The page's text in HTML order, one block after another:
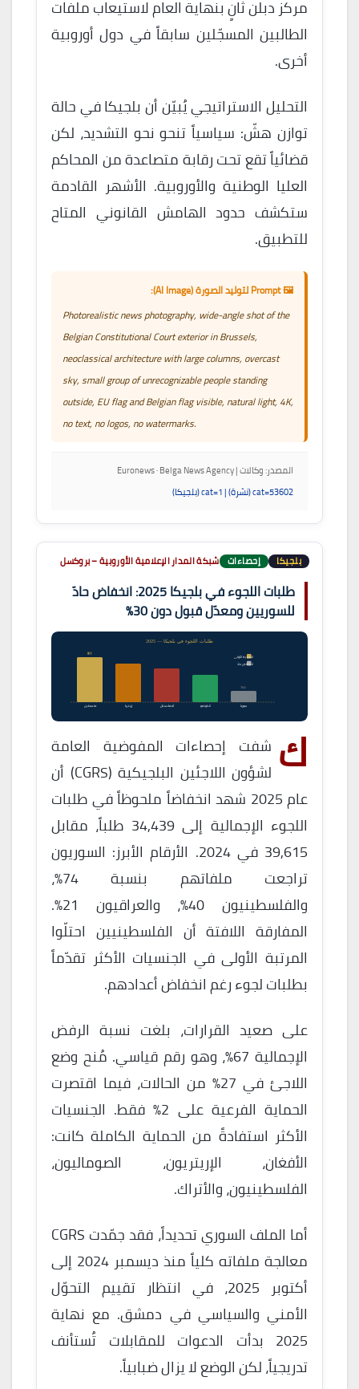
مركز دبلن ثانٍ بنهاية العام لاستيعاب ملفات
الطالبين المسجّلين سابقاً في دول أوروبية
أخرى.
التحليل الاستراتيجي يُبيّن أن بلجيكا في حالة
توازن هشّ: سياسياً تنحو نحو التشديد، لكن
قضائياً تقع تحت رقابة متصاعدة من المحاكم
العليا الوطنية والأوروبية. الأشهر القادمة
ستكشف حدود الهامش القانوني المتاح
للتطبيق.
🖼️ Prompt لتوليد الصورة (AI Image):
Photorealistic news photography, wide-angle shot of the
Belgian Constitutional Court exterior in Brussels,
neoclassical architecture with large columns, overcast
sky, small group of unrecognizable people standing
outside, EU flag and Belgian flag visible, natural light, 4K,
no text, no logos, no watermarks.
المصدر: وكالات | Euronews · Belga News Agency
cat=53602 (نشرة) | cat=1 (بلجيكا)
بلجيكا إحصاءات شبكة المدار الإعلامية الأوروبية – بروكسل
طلبات اللجوء في بلجيكا 2025: انخفاض حادّ
للسوريين ومعدّل قبول دون 30%
طلبات اللجوء في بلجيكا — 2025
فلسطين
#1
إريتريا أفغانستان الكونغو سوريا
-74%
المرتبة الأولى
انخفاض حادّ
ك شفت إحصاءات المفوضية العامة
لشؤون اللاجئين البلجيكية (CGRS) أن
عام 2025 شهد انخفاضاً ملحوظاً في طلبات
اللجوء الإجمالية إلى 34,439 طلباً، مقابل
39,615 في 2024. الأرقام الأبرز: السوريون
تراجعت ملفاتهم بنسبة 74%،
والفلسطينيون 40%، والعراقيون 21%.
المفارقة اللافتة أن الفلسطينيين احتلّوا
المرتبة الأولى في الجنسيات الأكثر تقدّماً
بطلبات لجوء رغم انخفاض أعدادهم.
على صعيد القرارات، بلغت نسبة الرفض
الإجمالية 67%، وهو رقم قياسي. مُنح وضع
اللاجئ في 27% من الحالات، فيما اقتصرت
الحماية الفرعية على 2% فقط. الجنسيات
الأكثر استفادةً من الحماية الكاملة كانت:
الأفغان، الإريتريون، الصوماليون،
الفلسطينيون، والأتراك.
أما الملف السوري تحديداً، فقد جمّدت CGRS
معالجة ملفاته كلياً منذ ديسمبر 2024 إلى
أكتوبر 2025، في انتظار تقييم التحوّل
الأمني والسياسي في دمشق. مع نهاية
2025 بدأت الدعوات للمقابلات تُستأنف
تدريجياً، لكن الوضع لا يزال ضبابياً.